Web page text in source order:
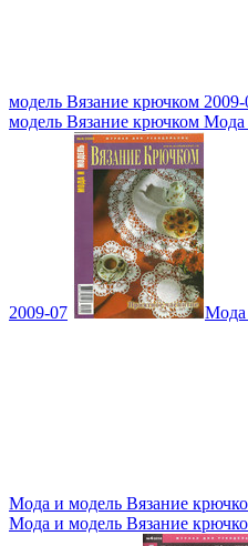
модель Вязание крючком 2009-
модель Вязание крючком
2009-07 Мода
Мода и модель Вязание
Мода и модель Вязание